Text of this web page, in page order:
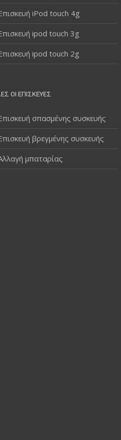
iPod touch 4g
ipod touch 3g
ipod touch 2g
ΟΙ ΕΠΙΣΚΕΥΈΣ
σπασμένης συσκευής
βρεγμένης συσκευής
μπαταρίας